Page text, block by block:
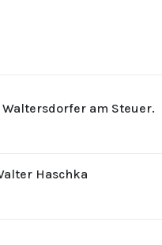
am Steuer.
Haschka